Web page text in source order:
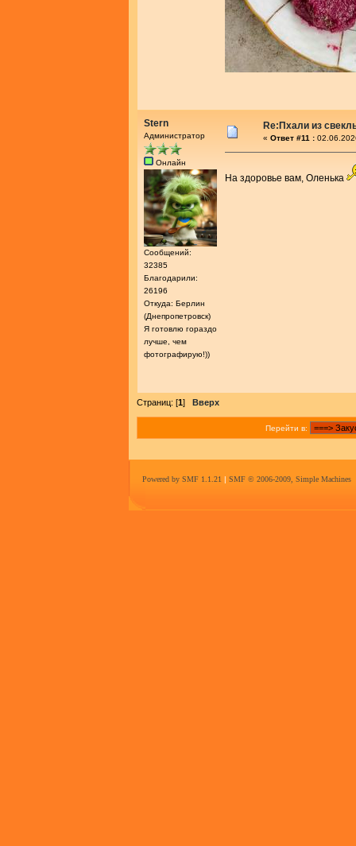
Stern
Администратор
Онлайн
Сообщений:
32385
Благодарили:
26196
Откуда: Берлин
(Днепропетровск)
Я готовлю гораздо
лучше, чем
фотографирую!))
Re:Пхали из
« Ответ #11 :
На здоровье вам, Оленька
Страниц: [1] Вверх
Перейти в:
Powered by SMF 1.1.21 | SMF © 2006-2009, Simple Machines